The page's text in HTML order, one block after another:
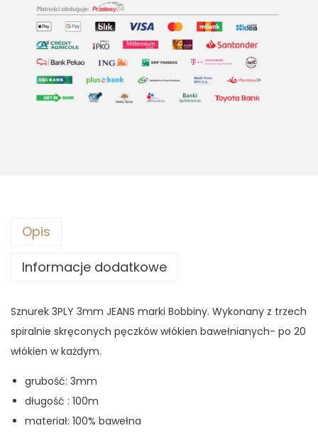
c
e
w
a
ł
e
i
s
:
3
Opis
Informacje dodatkowe
Sznurek 3PLY 3mm JEANS marki Bobbiny. Wykonany z trzech
spiralnie skręconych pęczków włókien bawełnianych- po 20
włókien w każdym.
grubość: 3mm
długość : 100m
materiał: 100% bawełna